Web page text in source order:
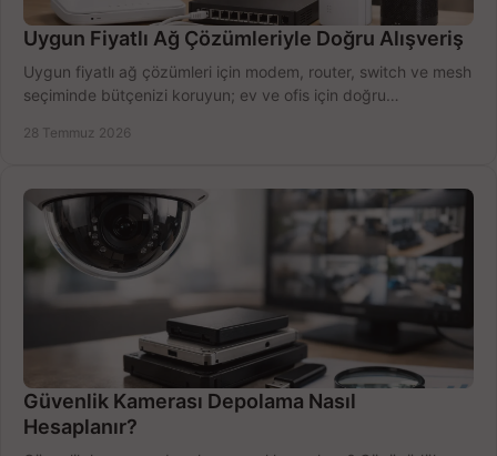
Uygun Fiyatlı Ağ Çözümleriyle Doğru Alışveriş
Uygun fiyatlı ağ çözümleri için modem, router, switch ve mesh
seçiminde bütçenizi koruyun; ev ve ofis için doğru
28 Temmuz 2026
Güvenlik Kamerası Depolama Nasıl
Hesaplanır?